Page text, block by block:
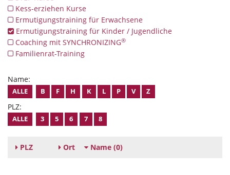
Kess-erziehen Kurse
Ermutigungstraining für Erwachsene
Ermutigungstraining für Kinder / Jugendliche
Coaching mit SYNCHRONIZING®
Familienrat-Training
Name:
ALLE B F H K L P V Z
PLZ:
ALLE 3 5 6 7 8
PLZ Ort Name (0)